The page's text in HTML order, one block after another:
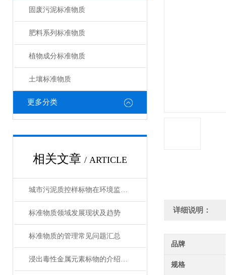
固废污泥标准物质
肥料系列标准物质
植物成分标准物质
土壤标准物质
更多分类
相关文章 / ARTICLE
城市污泥质控样标物在环境监测和风险评估中扮演什么角色？
标准物质领域发展现状及趋势
标准物质的管理常见问题汇总
浸出毒性金属元素标物的介绍与说明
详细说明：
品牌
规格